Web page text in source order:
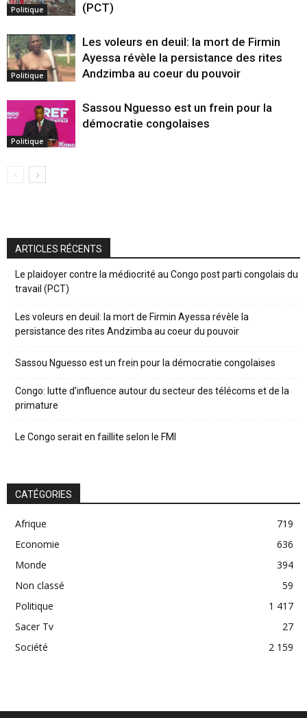
Politique
(PCT)
Politique
Les voleurs en deuil: la mort de Firmin
Ayessa révèle la persistance des rites
Andzimba au coeur du pouvoir
Politique
Sassou Nguesso est un frein pour la
démocratie congolaises
ARTICLES RÉCENTS
Le plaidoyer contre la médiocrité au Congo post parti congolais du
travail (PCT)
Les voleurs en deuil: la mort de Firmin Ayessa révèle la
persistance des rites Andzimba au coeur du pouvoir
Sassou Nguesso est un frein pour la démocratie congolaises
Congo: lutte d’influence autour du secteur des télécoms et de la
primature
Le Congo serait en faillite selon le FMI
CATÉGORIES
Afrique
719
Economie
636
Monde
394
Non classé
59
Politique
1 417
Sacer Tv
27
Société
2 159